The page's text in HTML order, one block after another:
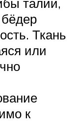
талии,
Ткань
или
к